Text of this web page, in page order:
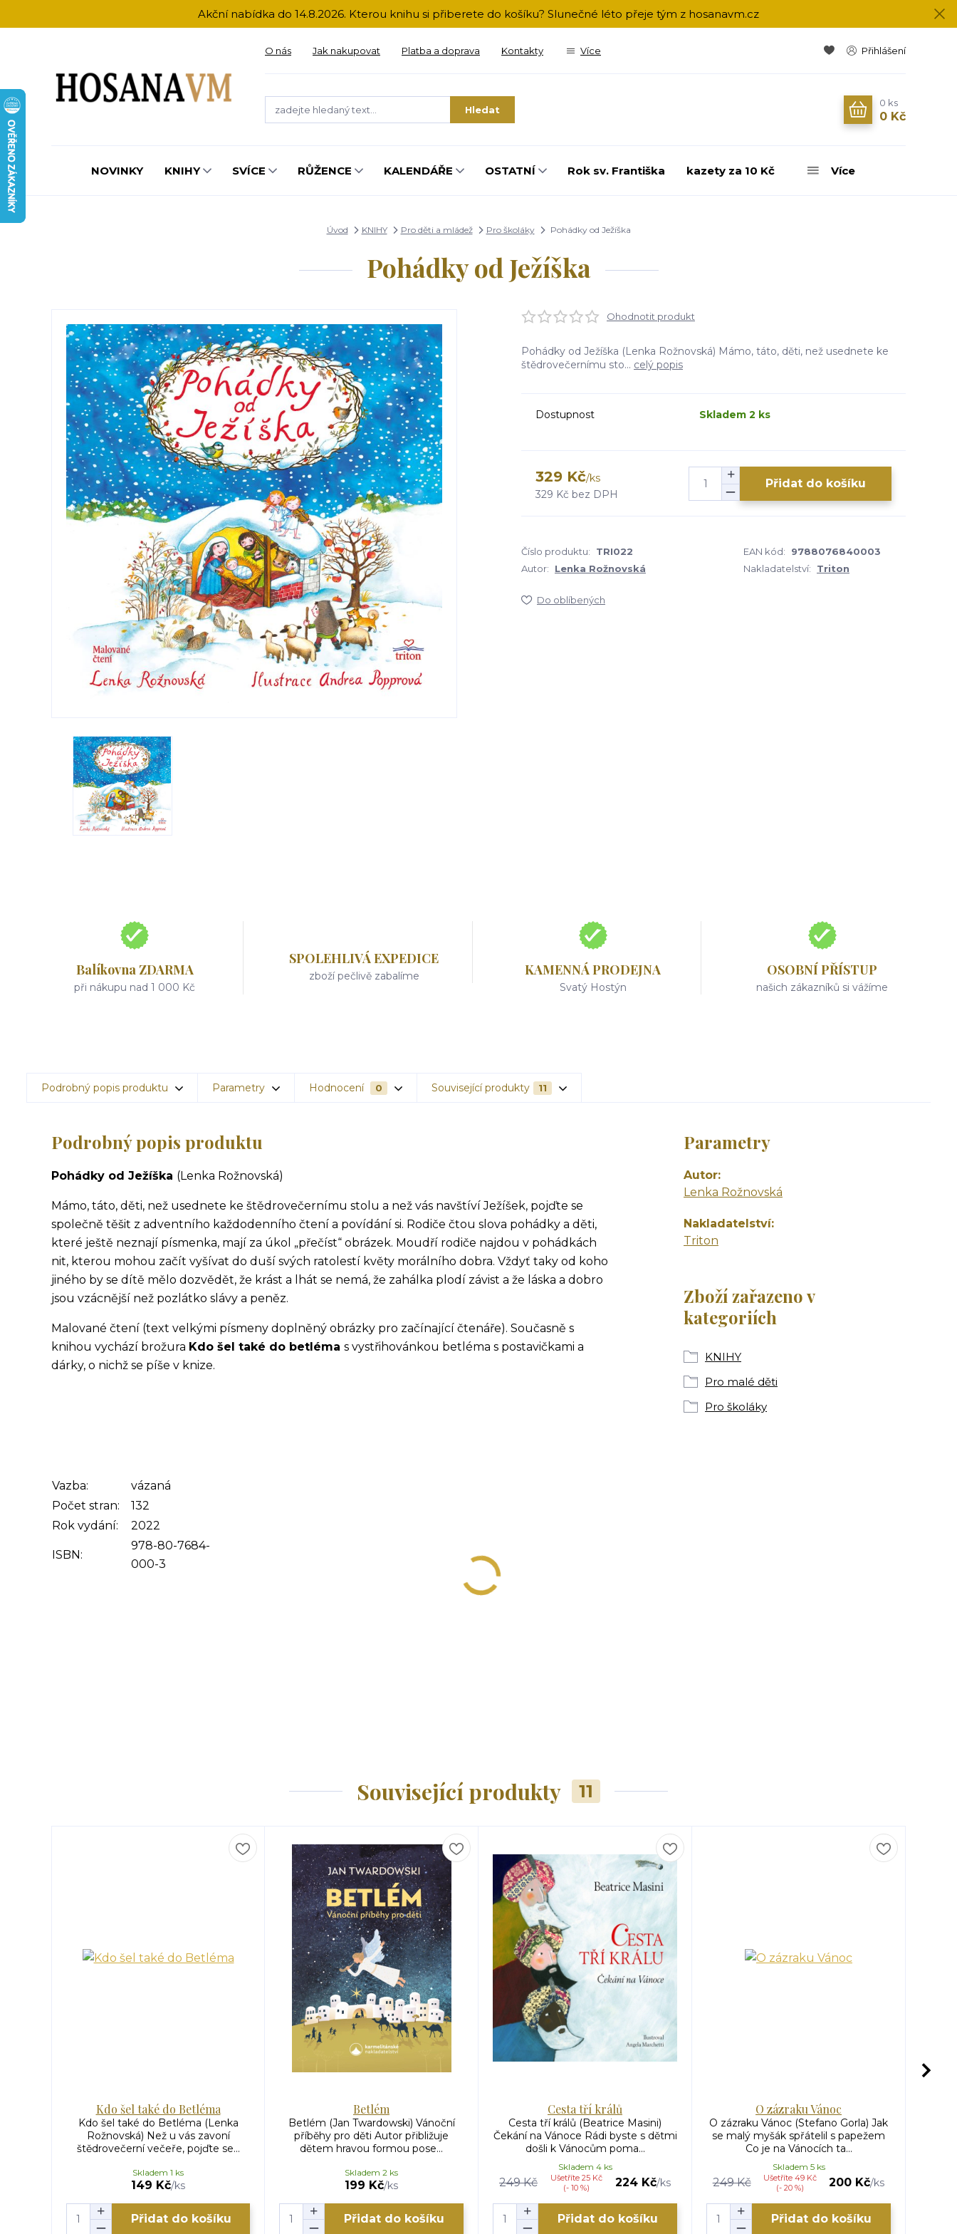
Akční nabídka do 14.8.2026. Kterou knihu si přiberete do košíku? Slunečné léto přeje tým z hosanavm.cz
O nás Jak nakupovat Platba a doprava Kontakty Více Přihlášení
Hledat
0 ks
0 Kč
NOVINKY KNIHY SVÍCE RŮŽENCE KALENDÁŘE OSTATNÍ Rok sv. Františka kazety za 10 Kč Více
Úvod KNIHY Pro děti a mládež Pro školáky Pohádky od Ježíška
Pohádky od Ježíška
Ohodnotit produkt
Pohádky od Ježíška (Lenka Rožnovská) Mámo, táto, děti, než usednete ke
štědrovečernímu sto... celý popis
Dostupnost Skladem 2 ks
329 Kč/ks
329 Kč bez DPH
Přidat do košíku
Číslo produktu: TRI022 EAN kód:
9788076840003
Autor:
Lenka Rožnovská Nakladatelství: Triton
Do oblíbených
Balíkovna ZDARMA
při nákupu nad 1 000 Kč
SPOLEHLIVÁ EXPEDICE
zboží pečlivě zabalíme KAMENNÁ PRODEJNA
Svatý Hostýn
OSOBNÍ PŘÍSTUP
našich zákazníků si vážíme
Podrobný popis produktu Parametry Hodnocení 0 Související produkty 11
Podrobný popis produktu
Pohádky od Ježíška (Lenka Rožnovská)
Mámo, táto, děti, než usednete ke štědrovečernímu stolu a než vás navštíví Ježíšek, pojďte se
společně těšit z adventního každodenního čtení a povídání si. Rodiče čtou slova pohádky a děti,
které ještě neznají písmenka, mají za úkol „přečíst“ obrázek. Moudří rodiče najdou v pohádkách
nit, kterou mohou začít vyšívat do duší svých ratolestí květy morálního dobra. Vždyť taky od koho
jiného by se dítě mělo dozvědět, že krást a lhát se nemá, že zahálka plodí závist a že láska a dobro
jsou vzácnější než pozlátko slávy a peněz.
Malované čtení (text velkými písmeny doplněný obrázky pro začínající čtenáře). Současně s
knihou vychází brožura Kdo šel také do betléma s vystřihovánkou betléma s postavičkami a
dárky, o nichž se píše v knize.
Vazba:
vázaná
Počet stran:
132
Rok vydání:
2022
ISBN:
978-80-7684-
000-3
Parametry
Autor
Lenka Rožnovská
Nakladatelství
Triton
Zboží zařazeno v
kategoriích
KNIHY
Pro malé děti
Pro školáky
Související produkty 11
Kdo šel také do Betléma
Kdo šel také do Betléma (Lenka
Rožnovská) Než u vás zavoní
štědrovečerní večeře, pojďte se...
149 Kč/ks
Skladem 1 ks
Přidat do košíku
Betlém
Betlém (Jan Twardowski) Vánoční
příběhy pro děti Autor přibližuje
dětem hravou formou pose...
199 Kč/ks
Skladem 2 ks
Přidat do košíku
Cesta tří králů
Cesta tří králů (Beatrice Masini)
Čekání na Vánoce Rádi byste s dětmi
došli k Vánocům poma...
249 Kč
Ušetříte 25 Kč
(- 10 %)
224 Kč/ks
Skladem 4 ks
Přidat do košíku
O zázraku Vánoc
O zázraku Vánoc (Stefano Gorla) Jak
se malý myšák spřátelil s papežem
Co je na Vánocích ta...
249 Kč
Ušetříte 49 Kč
(- 20 %)
200 Kč/ks
Skladem 5 ks
Přidat do košíku